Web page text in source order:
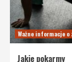
Ważne informacje o
Jakie pokarmy